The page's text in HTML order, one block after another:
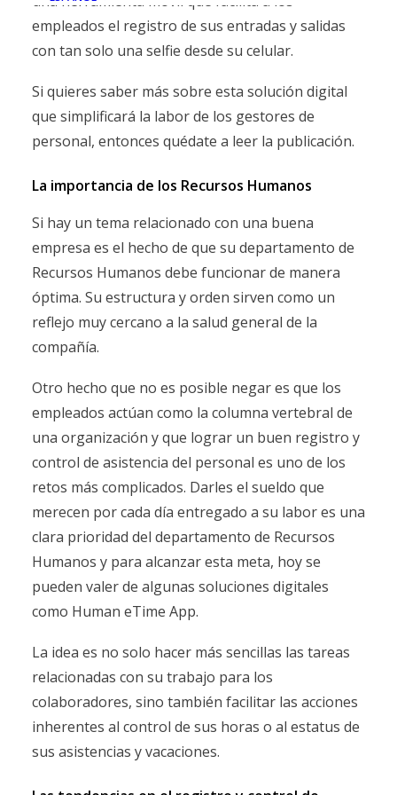
empleados el registro de sus entradas y salidas
con tan solo una selfie desde su celular.
Si quieres saber más sobre esta solución digital
que simplificará la labor de los gestores de
personal, entonces quédate a leer la publicación.
La importancia de los Recursos Humanos
Si hay un tema relacionado con una buena
empresa es el hecho de que su departamento de
Recursos Humanos debe funcionar de manera
óptima. Su estructura y orden sirven como un
reflejo muy cercano a la salud general de la
compañía.
Otro hecho que no es posible negar es que los
empleados actúan como la columna vertebral de
una organización y que lograr un buen registro y
control de asistencia del personal es uno de los
retos más complicados. Darles el sueldo que
merecen por cada día entregado a su labor es una
clara prioridad del departamento de Recursos
Humanos y para alcanzar esta meta, hoy se
pueden valer de algunas soluciones digitales
como Human eTime App.
La idea es no solo hacer más sencillas las tareas
relacionadas con su trabajo para los
colaboradores, sino también facilitar las acciones
inherentes al control de sus horas o al estatus de
sus asistencias y vacaciones.